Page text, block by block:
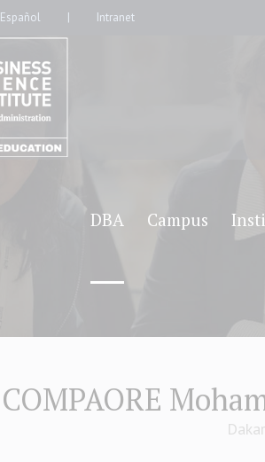
Español | Intranet
DBA Campus
COMPAORE